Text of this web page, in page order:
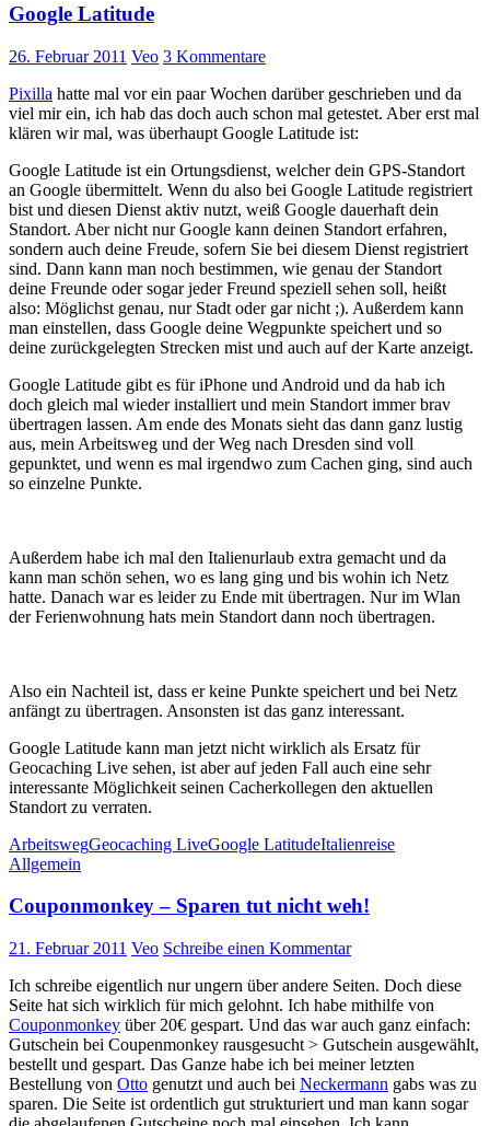
Google Latitude
26. Februar 2011 Veo 3 Kommentare
Pixilla hatte mal vor ein paar Wochen darüber geschrieben und da
viel mir ein, ich hab das doch auch schon mal getestet. Aber erst mal
klären wir mal, was überhaupt Google Latitude ist:
Google Latitude ist ein Ortungsdienst, welcher dein GPS-Standort
an Google übermittelt. Wenn du also bei Google Latitude registriert
bist und diesen Dienst aktiv nutzt, weiß Google dauerhaft dein
Standort. Aber nicht nur Google kann deinen Standort erfahren,
sondern auch deine Freude, sofern Sie bei diesem Dienst registriert
sind. Dann kann man noch bestimmen, wie genau der Standort
deine Freunde oder sogar jeder Freund speziell sehen soll, heißt
also: Möglichst genau, nur Stadt oder gar nicht ;). Außerdem kann
man einstellen, dass Google deine Wegpunkte speichert und so
deine zurückgelegten Strecken mist und auch auf der Karte anzeigt.
Google Latitude gibt es für iPhone und Android und da hab ich
doch gleich mal wieder installiert und mein Standort immer brav
übertragen lassen. Am ende des Monats sieht das dann ganz lustig
aus, mein Arbeitsweg und der Weg nach Dresden sind voll
gepunktet, und wenn es mal irgendwo zum Cachen ging, sind auch
so einzelne Punkte.
Außerdem habe ich mal den Italienurlaub extra gemacht und da
kann man schön sehen, wo es lang ging und bis wohin ich Netz
hatte. Danach war es leider zu Ende mit übertragen. Nur im Wlan
der Ferienwohnung hats mein Standort dann noch übertragen.
Also ein Nachteil ist, dass er keine Punkte speichert und bei Netz
anfängt zu übertragen. Ansonsten ist das ganz interessant.
Google Latitude kann man jetzt nicht wirklich als Ersatz für
Geocaching Live sehen, ist aber auf jeden Fall auch eine sehr
interessante Möglichkeit seinen Cacherkollegen den aktuellen
Standort zu verraten.
ArbeitswegGeocaching LiveGoogle LatitudeItalienreise
Allgemein
Couponmonkey – Sparen tut nicht weh!
21. Februar 2011 Veo Schreibe einen Kommentar
Ich schreibe eigentlich nur ungern über andere Seiten. Doch diese
Seite hat sich wirklich für mich gelohnt. Ich habe mithilfe von
Couponmonkey über 20€ gespart. Und das war auch ganz einfach:
Gutschein bei Coupenmonkey rausgesucht > Gutschein ausgewählt,
bestellt und gespart. Das Ganze habe ich bei meiner letzten
Bestellung von Otto genutzt und auch bei Neckermann gabs was zu
sparen. Die Seite ist ordentlich gut strukturiert und man kann sogar